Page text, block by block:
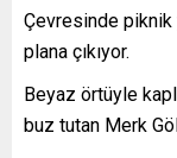
Çevresinde
plana çıkıyor.
Beyaz örtüyle
buz tutan Merk